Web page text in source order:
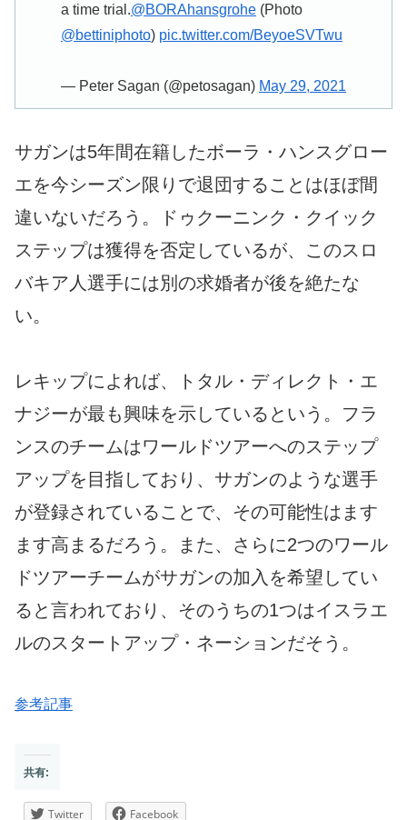
a time trial.@BORAhansgrohe (Photo
@bettiniphoto) pic.twitter.com/BeyoeSVTwu
— Peter Sagan (@petosagan) May 29, 2021
サガンは5年間在籍したボーラ・ハンスグロー
エを今シーズン限りで退団することはほぼ間
違いないだろう。ドゥクーニンク・クイック
ステップは獲得を否定しているが、このスロ
バキア人選手には別の求婚者が後を絶たな
い。
レキップによれば、トタル・ディレクト・エ
ナジーが最も興味を示しているという。フラ
ンスのチームはワールドツアーへのステップ
アップを目指しており、サガンのような選手
が登録されていることで、その可能性はます
ます高まるだろう。また、さらに2つのワール
ドツアーチームがサガンの加入を希望してい
ると言われており、そのうちの1つはイスラエ
ルのスタートアップ・ネーションだそう。
参考記事
共有:
Twitter Facebook